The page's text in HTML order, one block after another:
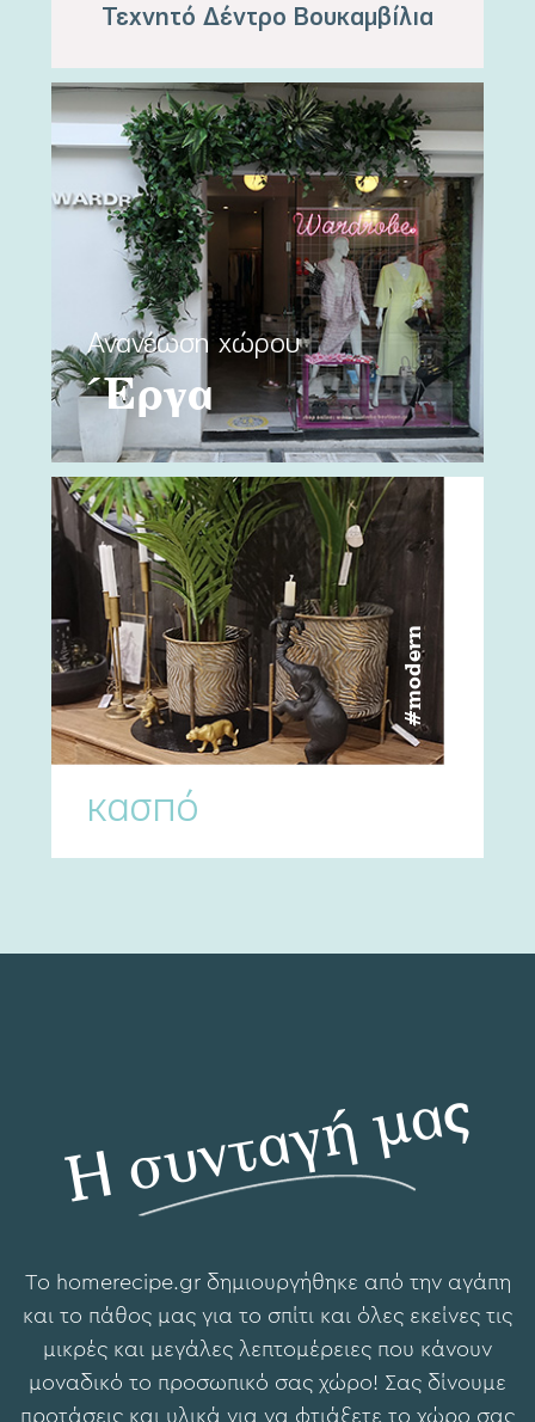
Τεχνητό Δέντρο Βουκαμβίλια
Ανανέωση χώρου
Έργα
#modern
κασπό
Η συνταγή μας
To hοmerecipe.gr δημιουργήθηκε από την αγάπη
και το πάθος μας για το σπίτι και όλες εκείνες τις
μικρές και μεγάλες λεπτομέρειες που κάνουν
μοναδικό το προσωπικό σας χώρο! Σας δίνουμε
προτάσεις και υλικά για να φτιάξετε το χώρο σας